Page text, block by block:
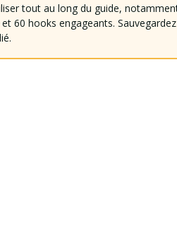
tout au long du guide,
60 hooks engageants.